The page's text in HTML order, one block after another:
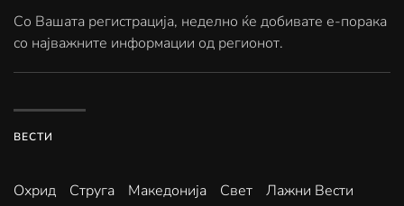
Со Вашата регистрација, неделно ќе добивате е-порака
со најважните информации од регионот.
ВЕСТИ
Охрид Струга Македонија Свет
Лажни Вести